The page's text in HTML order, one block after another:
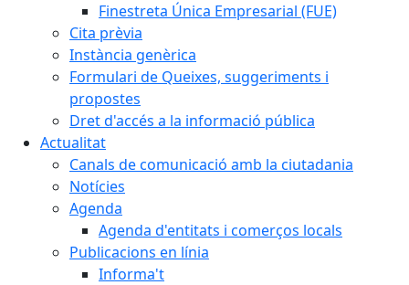
Finestreta Única Empresarial (FUE)
Cita prèvia
Instància genèrica
Formulari de Queixes, suggeriments i
propostes
Dret d'accés a la informació pública
Actualitat
Canals de comunicació amb la ciutadania
Notícies
Agenda
Agenda d'entitats i comerços locals
Publicacions en línia
Informa't